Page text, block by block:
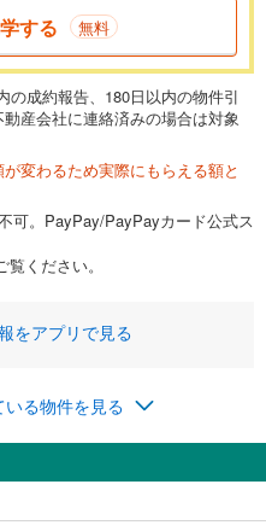
可能です。多くの金融機関
としています。
万円
1,620万円
る金額を入力してくださ
でが目安です。
万円
してください。
によって異なります。
する 無料
の成約報告、180日以内の物件引
産会社に連絡済みの場合は対象
変わるため実際にもらえる額と
可。PayPay/PayPayカード公式ス
覧ください。
をアプリで見る
る物件を見る